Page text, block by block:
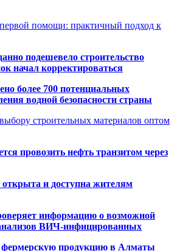
помощи: практичный подход к
подешевело строительство
начал корректироваться
более 700 потенциальных
водной безопасности страны
строительных материалов оптом
провозить нефть транзитом через
и доступна жителям
информацию о возможной
анализов ВИЧ-инфицированных
фермерскую продукцию в Алматы